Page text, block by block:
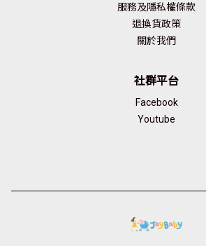
服務及隱私權條款
退換貨政策
關於我們
社群平台
Facebook
Youtube